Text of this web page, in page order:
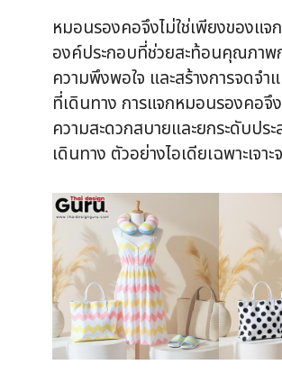
หมอนรองคอจึงไม่ใช่เพียงของแ
องค์ประกอบที่ช่วยสะท้อนคุณภาพ
ความพึงพอใจ และสร้างการจดจ
ที่เดินทาง การแจกหมอนรองคอจึ
ความสะดวกสบายและยกระดับปร
เดินทาง ตัวอย่างไอเดียเฉพาะเจาะ